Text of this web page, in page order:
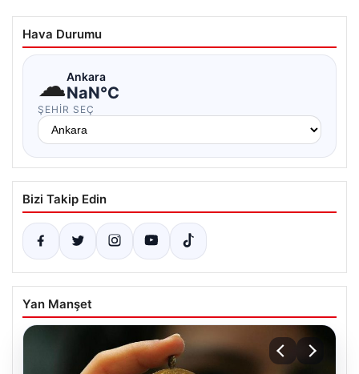
Hava Durumu
☁Ankara
NaN°C
ŞEHIR SEÇ
Bizi Takip Edin
Yan Manşet